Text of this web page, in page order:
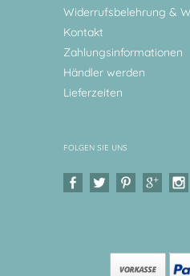
Widerrufsbelehrung &
Kontakt
Zahlungsinformationen
Händler werden
Lieferzeiten
FOLGEN SIE UNS